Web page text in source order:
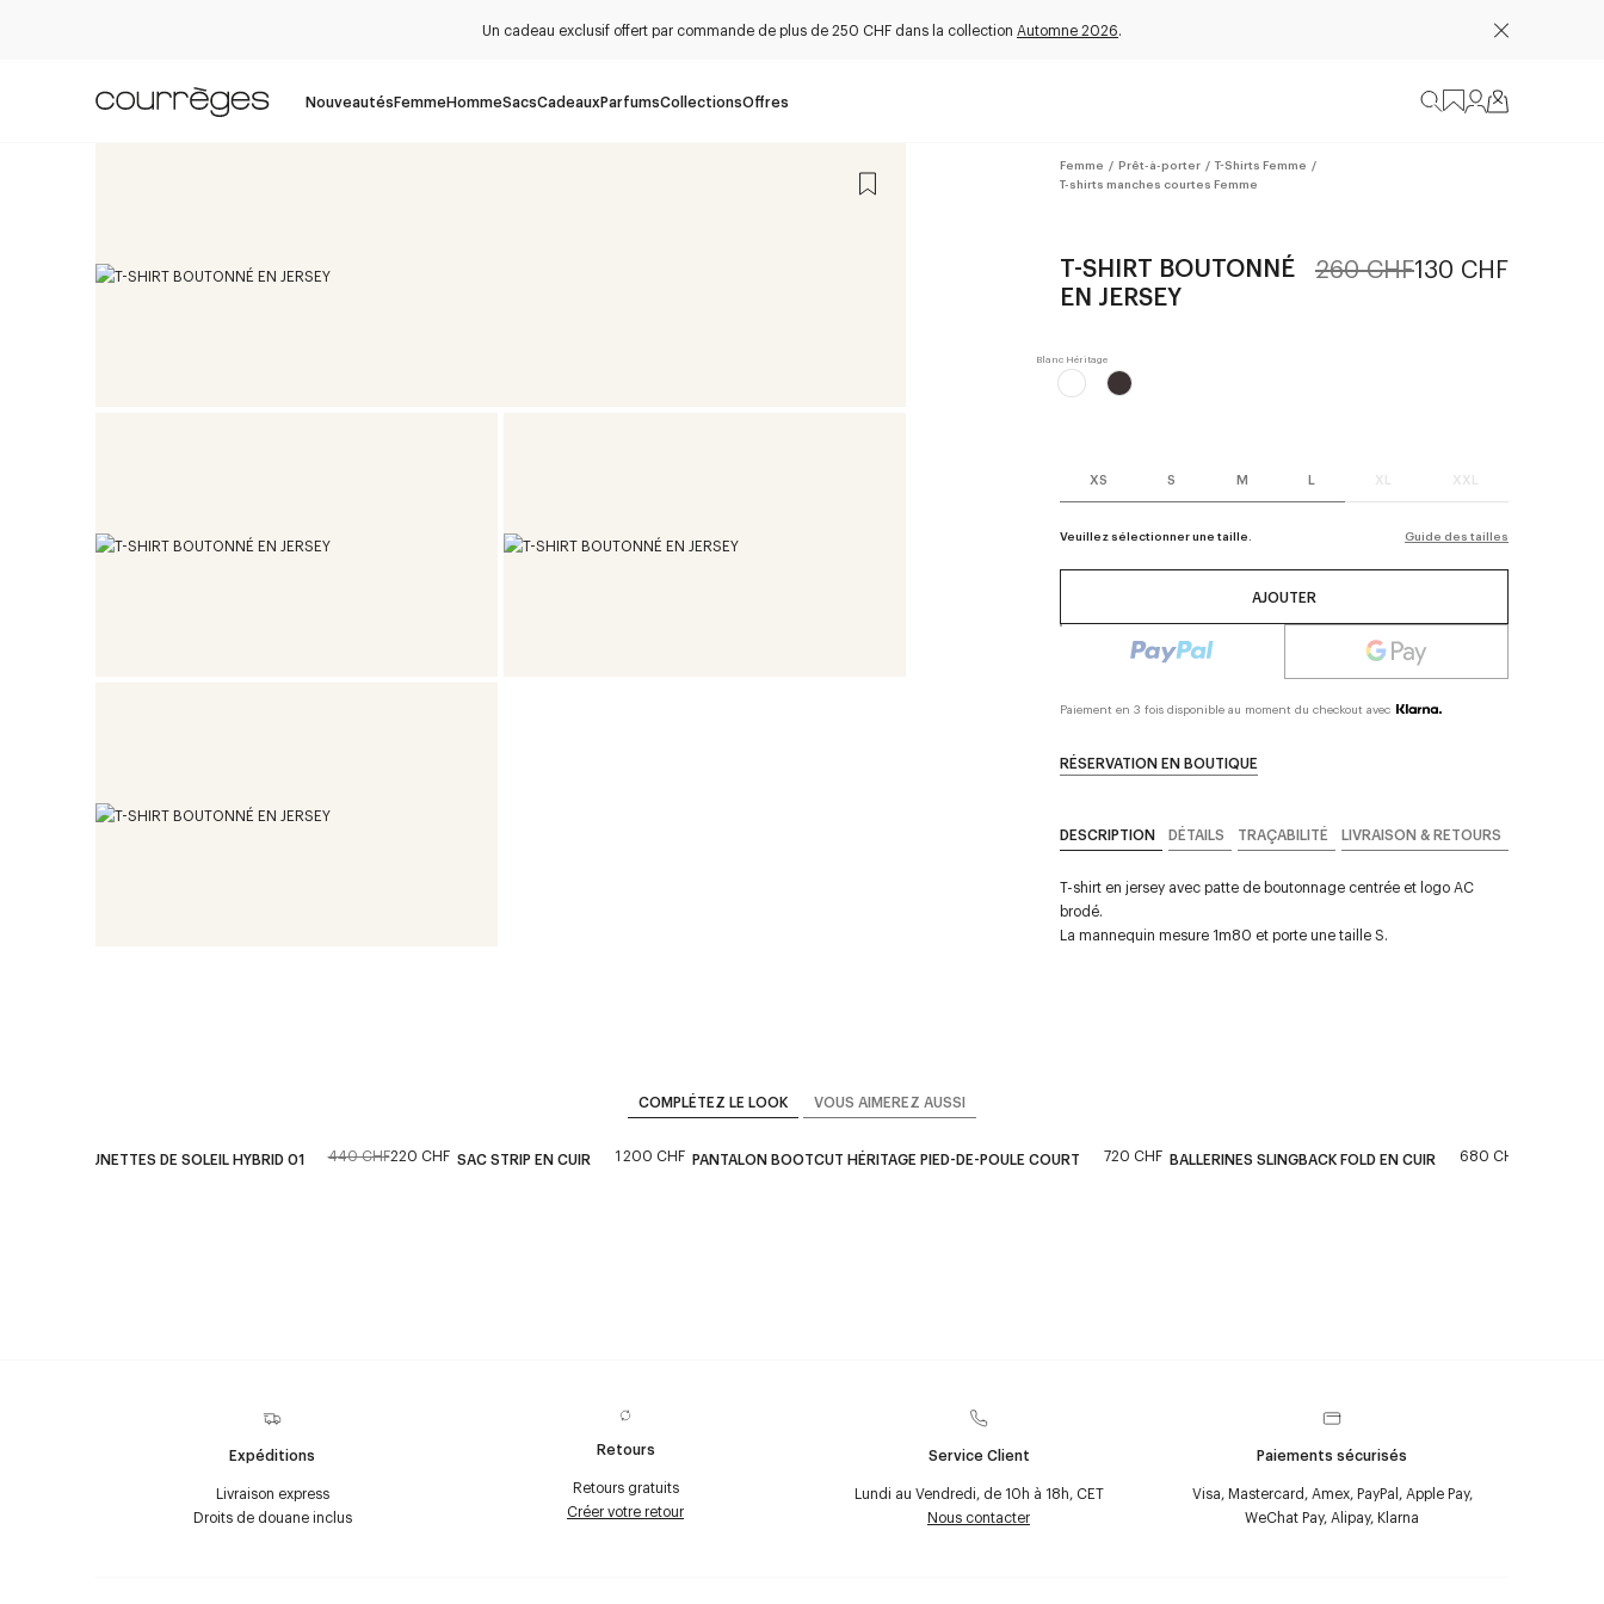
Un cadeau exclusif offert par commande de plus de 250 CHF dans la collection Automne 2026.
NouveautésFemmeHommeSacsCadeauxParfumsCollectionsOffres
Femme / Prêt-à-porter / T-Shirts Femme /
T-shirts manches courtes Femme
T-SHIRT BOUTONNÉ
EN JERSEY
260 CHF130 CHF
XS S M L XL XXL
Veuillez sélectionner une taille. Guide des tailles
AJOUTER
Paiement en 3 fois disponible au moment du checkout avec
RÉSERVATION EN BOUTIQUE
DESCRIPTION DÉTAILS TRAÇABILITÉ LIVRAISON & RETOURS
T-shirt en jersey avec patte de boutonnage centrée et logo AC
brodé.
La mannequin mesure 1m80 et porte une taille S.
COMPLÉTEZ LE LOOK VOUS AIMEREZ AUSSI
LUNETTES DE SOLEIL HYBRID 01 440 CHF220 CHF SAC STRIP EN CUIR 1 200 CHF PANTALON BOOTCUT HÉRITAGE PIED-DE-POULE COURT 720 CHF BALLERINES SLINGBACK FOLD EN CUIR 680 CHF
Expéditions
Livraison express
Droits de douane inclus
Retours
Retours gratuits
Créer votre retour
Service Client
Lundi au Vendredi, de 10h à 18h, CET
Nous contacter
Paiements sécurisés
Visa, Mastercard, Amex, PayPal, Apple Pay,
WeChat Pay, Alipay, Klarna